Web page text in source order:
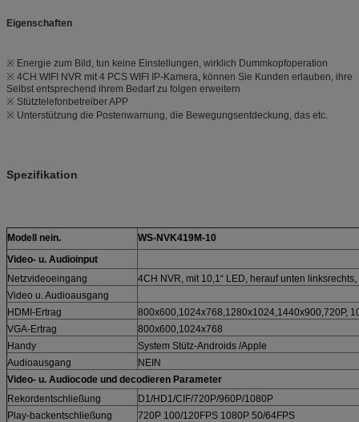
Eigenschaften
※ Energie zum Bild, tun keine Einstellungen, wirklich Dummkopfoperation
※ 4CH WIFI NVR mit 4 PCS WIFI IP-Kamera, können Sie Kunden erlauben, ihre
Selbst entsprechend ihrem Bedarf zu folgen erweitern
※ Stütztelefonbetreiber APP
※ Unterstützung die Postenwarnung, die Bewegungsentdeckung, das etc.
Spezifikation
Modell nein.
WS-NVK419M-10
Video- u. Audioinput
Netzvideoeingang
4CH NVR, mit 10,1“ LED, herauf unten
Video u. Audioausgang
HDMI-Ertrag
800x600,1024x768,1280x1024,1440x900,720P,
VGA-Ertrag
800x600,1024x768
Handy
System Stütz-Androids /Apple
Audioausgang
NEIN
Video- u. Audiocode und decodieren Parameter
Rekordentschließung
D1/HD1/CIF/720P/960P/1080P
Play-backentschließung
720P 100/120FPS 1080P 50/64FPS